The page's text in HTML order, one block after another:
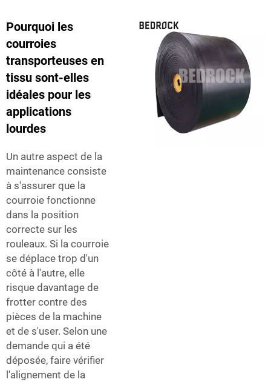
Pourquoi les
courroies
transporteuses en
tissu sont-elles
idéales pour les
applications
lourdes
Un autre aspect de la
maintenance consiste
à s'assurer que la
courroie fonctionne
dans la position
correcte sur les
rouleaux. Si la courroie
se déplace trop d'un
côté à l'autre, elle
risque davantage de
frotter contre des
pièces de la machine
et de s'user. Selon une
demande qui a été
déposée, faire vérifier
l'alignement de la